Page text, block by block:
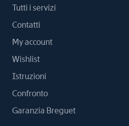
Tutti i servizi
Contatti
My account
Wishlist
Istruzioni
Confronto
Garanzia Breguet